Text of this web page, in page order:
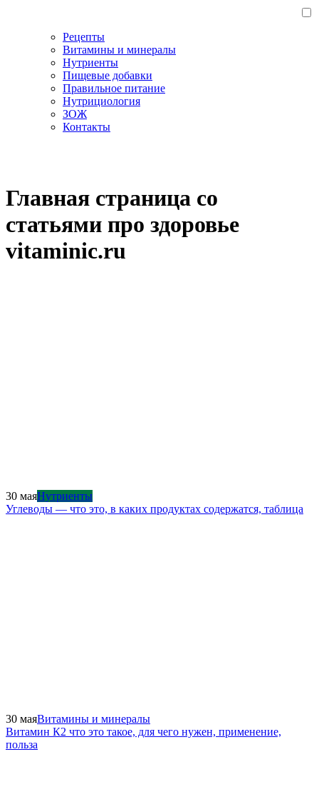
Рецепты
Витамины и минералы
Нутриенты
Пищевые добавки
Правильное питание
Нутрициология
ЗОЖ
Контакты
Главная страница со
статьями про здоровье
vitaminic.ru
30 маяНутриенты
Углеводы — что это, в каких продуктах содержатся, таблица
30 маяВитамины и минералы
Витамин К2 что это такое, для чего нужен, применение,
польза